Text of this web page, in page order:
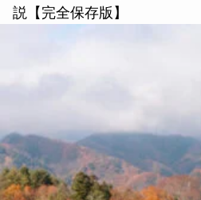
説【完全保存版】